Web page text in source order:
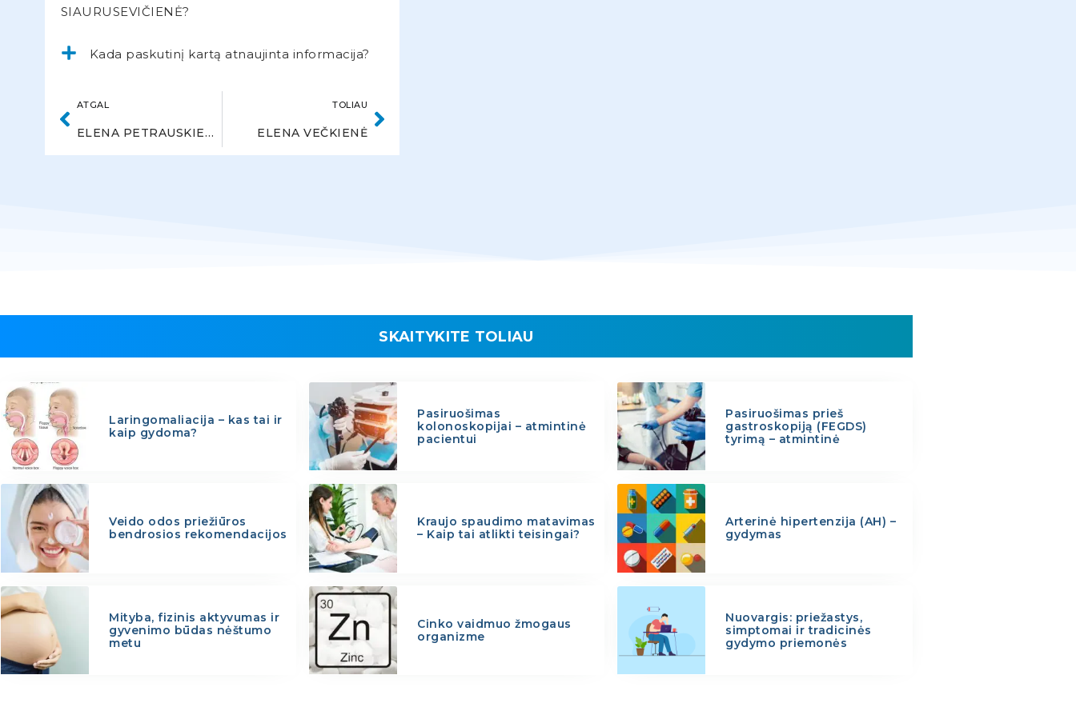
SIAURUSEVIČIENĖ?
Kada paskutinį kartą atnaujinta informacija?
ATGAL
ELENA PETRAUSKIENĖ
TOLIAU
ELENA VEČKIENĖ
SKAITYKITE TOLIAU
Laringomaliacija – kas tai ir
kaip gydoma?
Pasiruošimas
kolonoskopijai – atmintinė
pacientui
Pasiruošimas prieš
gastroskopiją (FEGDS)
tyrimą – atmintinė
Veido odos priežiūros
bendrosios rekomendacijos
Kraujo spaudimo matavimas
– Kaip tai atlikti teisingai?
Arterinė hipertenzija (AH) –
gydymas
Mityba, fizinis aktyvumas ir
gyvenimo būdas nėštumo
metu
Cinko vaidmuo žmogaus
organizme
Nuovargis: priežastys,
simptomai ir tradicinės
gydymo priemonės